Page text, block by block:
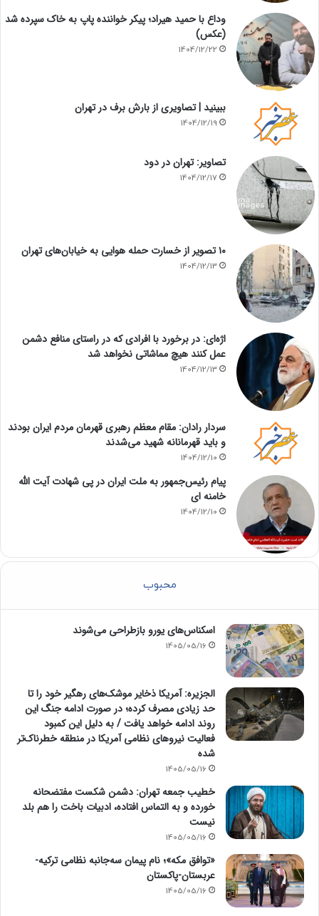
وداع با حمید هیراد؛ پیکر خواننده پاپ به خاک سپرده شد
(عکس)
1404/12/22
ببینید | تصاویری از بارش برف در تهران
1404/12/19
تصاویر: تهران در دود
1404/12/17
۱۰ تصویر از خسارت حمله هوایی به خیابان‌های تهران
1404/12/13
اژه‌ای: در برخورد با افرادی که در راستای منافع دشمن
عمل کنند هیچ مماشاتی نخواهد شد
1404/12/13
سردار رادان: مقام معظم رهبری قهرمان مردم ایران بودند
و باید قهرمانانه شهید می‌شدند
1404/12/10
پیام رئیس‌جمهور به ملت ایران در پی شهادت آیت الله
خامنه ای
1404/12/10
محبوب
اسکناس‌های یورو بازطراحی می‌شوند
1405/05/16
الجزیره: آمریکا ذخایر موشک‌های رهگیر خود را تا
حد زیادی مصرف کرده؛ در صورت ادامه جنگ این
روند ادامه خواهد یافت / به دلیل این کمبود
فعالیت نیرو‌های نظامی آمریکا در منطقه خطرناک‌تر
شده
1405/05/16
خطیب جمعه تهران: دشمن شکست مفتضحانه
خورده و به التماس افتاده، ادبیات باخت را هم بلد
نیست
1405/05/16
«توافق مکه»؛ نام پیمان سه‌جانبه نظامی ترکیه-
عربستان-پاکستان
1405/05/16